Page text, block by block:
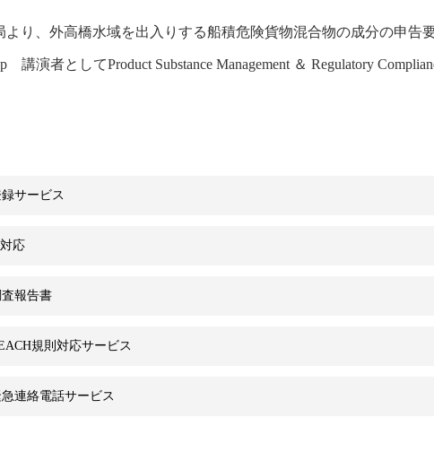
より、外高橋水域を出入りする船積危険貨物混合物の成分の申告要求
講演者としてProduct Substance Management ＆ Regulatory
サービス
応
報告書
規則対応サービス
連絡電話サービス